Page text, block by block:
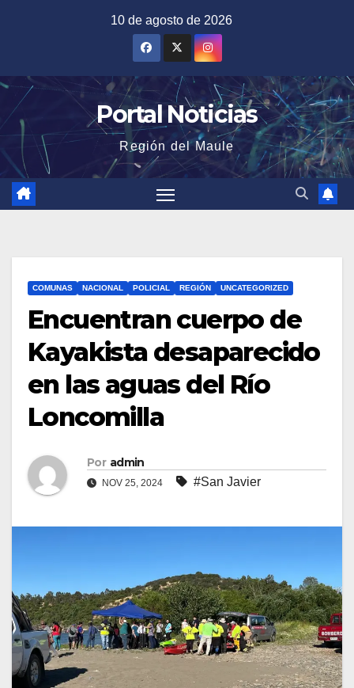
10 de agosto de 2026
Portal Noticias
Región del Maule
COMUNAS NACIONAL POLICIAL REGIÓN UNCATEGORIZED
Encuentran cuerpo de
Kayakista desaparecido
en las aguas del Río
Loncomilla
Por admin
NOV 25, 2024 #San Javier